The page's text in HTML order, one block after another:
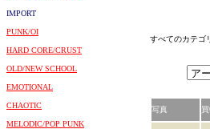
IMPORT
PUNK/OI
HARD CORE/CRUST
OLD/NEW SCHOOL
EMOTIONAL
CHAOTIC
MELODIC/POP PUNK
すべてのカテゴ
写真